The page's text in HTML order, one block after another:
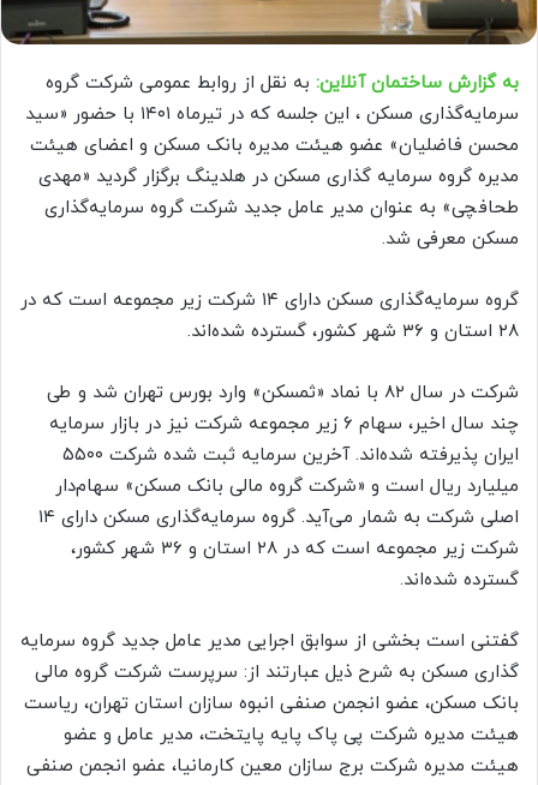
به گزارش ساختمان آنلاین: به نقل از روابط عمومی شرکت گروه
سرمایه‌گذاری مسکن ، این جلسه که در تیرماه ۱۴۰۱ با حضور «سید
محسن فاضلیان» عضو هیئت مدیره بانک مسکن و اعضای هیئت
مدیره گروه سرمایه گذاری مسکن در هلدینگ برگزار گردید «مهدی
طحافچی» به عنوان مدیر عامل جدید شرکت گروه سرمایه‌گذاری
مسکن معرفی شد.
گروه سرمایه‌گذاری مسکن دارای ۱۴ شرکت زیر مجموعه است که در
۲۸ استان و ۳۶ شهر کشور، گسترده شده‌اند.
شرکت در سال ۸۲ با نماد «ثمسکن» وارد بورس تهران شد و طی
چند سال اخیر، سهام ۶ زیر مجموعه شرکت نیز در بازار سرمایه
ایران پذیرفته شده‌اند. آخرین سرمایه ثبت شده شرکت ۵۵۰۰
میلیارد ریال است و «شرکت گروه مالی بانک مسکن» سهام‌دار
اصلی شرکت به شمار می‌آید. گروه سرمایه‌گذاری مسکن دارای ۱۴
شرکت زیر مجموعه است که در ۲۸ استان و ۳۶ شهر کشور،
گسترده شده‌اند.
گفتنی است بخشی از سوابق اجرایی مدیر عامل جدید گروه سرمایه
گذاری مسکن به شرح ذیل عبارتند از: سرپرست شرکت گروه مالی
بانک مسکن، عضو انجمن صنفی انبوه سازان استان تهران، ریاست
هیئت مدیره شرکت پی پاک پایه پایتخت، مدیر عامل و عضو
هیئت مدیره شرکت برج سازان معین کارمانیا، عضو انجمن صنفی